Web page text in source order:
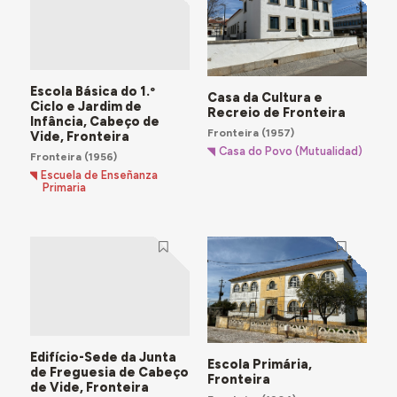
Escola Básica do 1.º
Ciclo e Jardim de
Infância, Cabeço de
Vide, Fronteira
Fronteira(1956)
Escuela de Enseñanza
Primaria
Casa da Cultura e
Recreio de Fronteira
Fronteira(1957)
Casa do Povo (Mutualidad)
Edifício-Sede da Junta
de Freguesia de Cabeço
de Vide, Fronteira
Escola Primária,
Fronteira